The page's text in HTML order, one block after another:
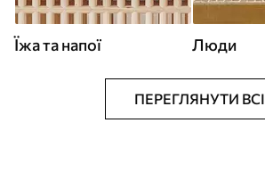
Їжа та напої Люди
ПЕРЕГЛЯНУТИ ВСІ